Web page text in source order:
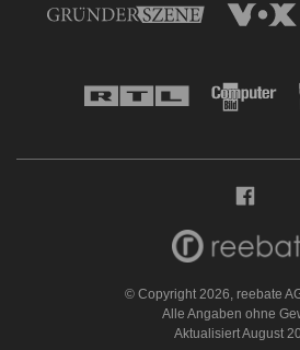
© Copyright 2026, reebate
Alle Angaben ohne
Aktualisiert August